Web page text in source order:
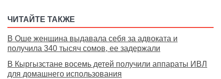
ЧИТАЙТЕ ТАКЖЕ
В Оше женщина выдавала себя за адвоката и
получила 340 тысяч сомов, ее задержали
В Кыргызстане восемь детей получили аппараты ИВЛ
для домашнего использования